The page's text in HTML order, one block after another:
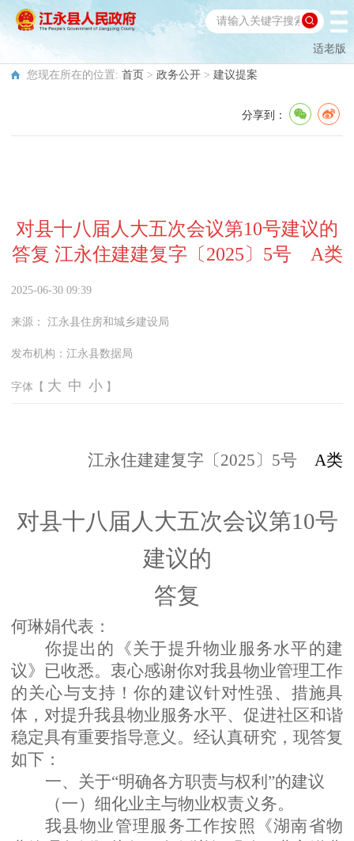
适老版
您现在所在的位置: 首页 > 政务公开 > 建议提案
分享到：
对县十八届人大五次会议第10号建议的
答复 江永住建建复字〔2025〕5号 A类
2025-06-30 09:39
来源： 江永县住房和城乡建设局
发布机构： 江永县数据局
字体【 大 中 小 】
江永住建建复字〔2025〕 5号 A类
对县十八届人大五次会议第10号
建议的
答复
何琳娟代表 ：
你提出的《关于提升物业服务水平的建
议》已收悉。衷心感谢你对我县物业管理工作
的关心与支持！你的建议针对性强、措施具
体，对提升我县物业服务水平、促进社区和谐
稳定具有重要指导意义。经认真研究，现答复
如下：
一、关于“明确各方职责与权利”的建议
（一） 细化业主与物业权责义务。
我县物业管理服务工作按照《湖南省物